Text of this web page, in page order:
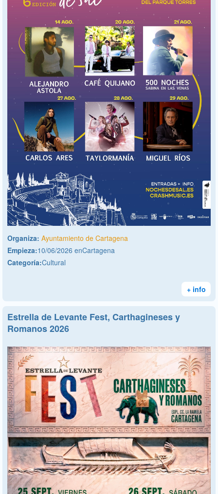
Organiza: Ayuntamiento de Cartagena
Empieza:10/06/2026 enCartagena
Categoría:Cultural
+ info
Estrella de Levante Fest, Carthagineses y
Romanos 2026